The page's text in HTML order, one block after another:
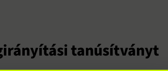
tanúsítványt